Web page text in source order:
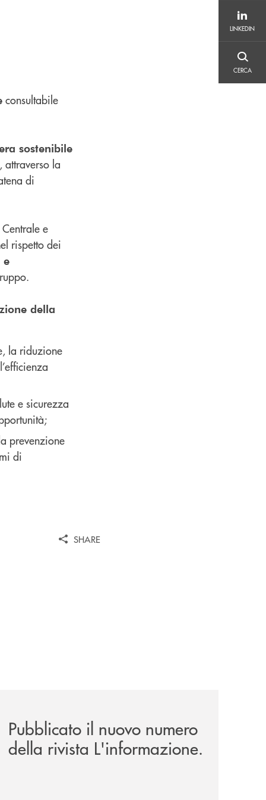
LINKEDIN
CERCA
consultabile
sostenibile
la
di
e
rispetto dei
e
della
la riduzione
e sicurezza
prevenzione
di
SHARE
Pubblicato il nuovo numero
della rivista L'informazione.